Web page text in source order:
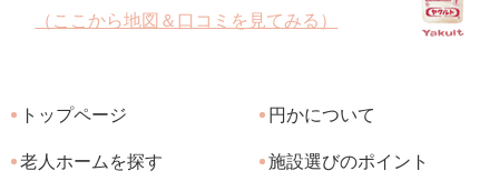
（ここから地図＆口コミを見てみる）
トップページ 円かについて
老人ホームを探す 施設選びのポイント